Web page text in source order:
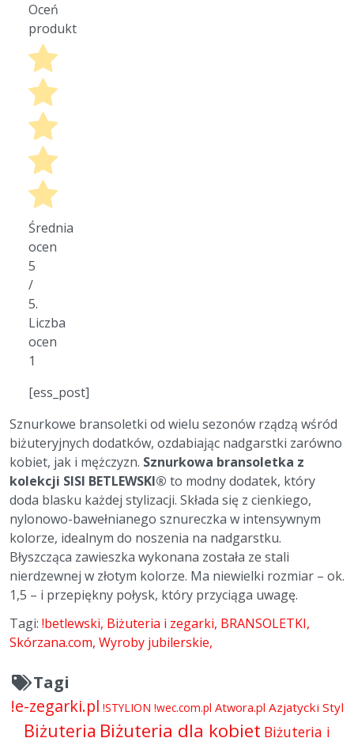
Oceń
produkt
Średnia
ocen
5
/
5.
Liczba
ocen
1
[ess_post]
Sznurkowe bransoletki od wielu sezonów rządzą wśród
biżuteryjnych dodatków, ozdabiając nadgarstki zarówno
kobiet, jak i mężczyzn. Sznurkowa bransoletka z
kolekcji SISI BETLEWSKI® to modny dodatek, który
doda blasku każdej stylizacji. Składa się z cienkiego,
nylonowo-bawełnianego sznureczka w intensywnym
kolorze, idealnym do noszenia na nadgarstku.
Błyszcząca zawieszka wykonana została ze stali
nierdzewnej w złotym kolorze. Ma niewielki rozmiar – ok.
1,5 – i przepiękny połysk, który przyciąga uwagę.
Tagi: !betlewski Biżuteria i zegarki BRANSOLETKI
Skórzana.com Wyroby jubilerskie
Tagi
!e-zegarki.pl !STYLION !wec.com.pl Atwora.pl Azjatycki Styl
Biżuteria Biżuteria dla kobiet Biżuteria i